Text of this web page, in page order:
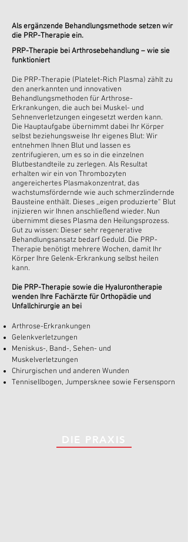
Als ergänzende Behandlungsmethode setzen wir
die PRP-Therapie ein.
PRP-Therapie bei Arthrosebehandlung – wie sie
funktioniert
Die PRP-Therapie (Platelet-Rich Plasma) zählt zu
den anerkannten und innovativen
Behandlungsmethoden für Arthrose-
Erkrankungen, die auch bei Muskel- und
Sehnenverletzungen eingesetzt werden kann.
Die Hauptaufgabe übernimmt dabei Ihr Körper
selbst beziehungsweise Ihr eigenes Blut: Wir
entnehmen Ihnen Blut und lassen es
zentrifugieren, um es so in die einzelnen
Blutbestandteile zu zerlegen. Als Resultat
erhalten wir ein von Thrombozyten
angereichertes Plasmakonzentrat, das
wachstumsfördernde wie auch schmerzlindernde
Bausteine enthält. Dieses ,,eigen produzierte“ Blut
injizieren wir Ihnen anschließend wieder. Nun
übernimmt dieses Plasma den Heilungsprozess.
Gut zu wissen: Dieser sehr regenerative
Behandlungsansatz bedarf Geduld. Die PRP-
Therapie benötigt mehrere Wochen, damit Ihr
Körper Ihre Gelenk-Erkrankung selbst heilen
kann.
Die PRP-Therapie sowie die Hyalurontherapie
wenden Ihre Fachärzte für Orthopädie und
Unfallchirurgie an bei
Arthrose-Erkrankungen
Gelenkverletzungen
Meniskus-, Band-, Sehen- und
Muskelverletzungen
Chirurgischen und anderen Wunden
Tennisellbogen, Jumpersknee sowie Fersensporn
DIE PRAXIS